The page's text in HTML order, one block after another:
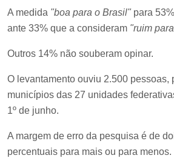
A medida "boa para o Brasil"para
ante 33% que a consideram "ruim
Outros 14% não souberam opinar.
O levantamento ouviu 2.500 pessoas,
municípios das 27 unidades
1º de junho.
A margem de erro da pesquisa é de
percentuais para mais ou para